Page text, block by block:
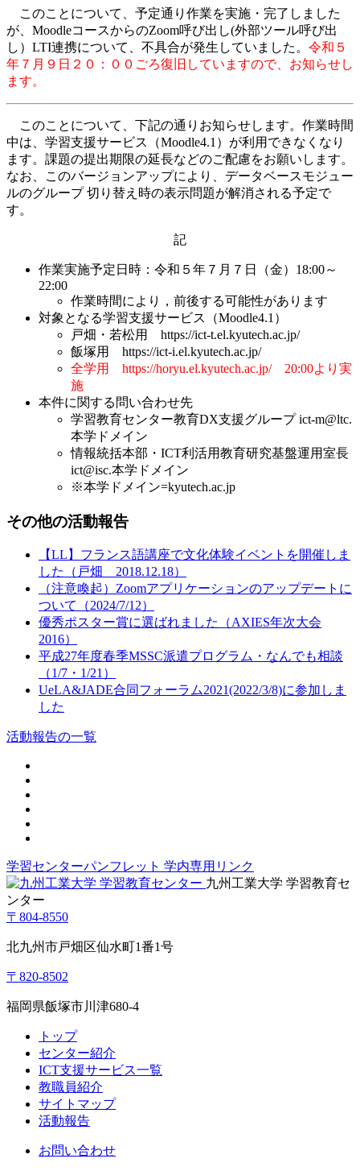
このことについて、予定通り作業を実施・完了しました
が、MoodleコースからのZoom呼び出し(外部ツール呼び出
し）LTI連携について、不具合が発生していました。 令和５
年７月９日２０：００ごろ復旧していますので、お知らせし
ます。
このことについて、下記の通りお知らせします。作業時間
中は、学習支援サービス（Moodle4.1）が利用できなくなり
ます。課題の提出期限の延長などのご配慮をお願いします。
なお、このバージョンアップにより、データベースモジュー
ルのグループ 切り替え時の表示問題が解消される予定で
す。
記
作業実施予定日時：令和５年７月７日（金）18:00～
22:00
作業時間により，前後する可能性があります
対象となる学習支援サービス（Moodle4.1）
戸畑・若松用 https://ict-t.el.kyutech.ac.jp/
飯塚用 https://ict-i.el.kyutech.ac.jp/
全学用 https://horyu.el.kyutech.ac.jp/ 20:00より実
施
本件に関する問い合わせ先
学習教育センター教育DX支援グループ ict-m@ltc.
本学ドメイン
情報統括本部・ICT利活用教育研究基盤運用室長
ict@isc.本学ドメイン
※本学ドメイン=kyutech.ac.jp
その他の活動報告
【LL】フランス語講座で文化体験イベントを開催しま
した（戸畑 2018.12.18）
（注意喚起）Zoomアプリケーションのアップデートに
ついて（2024/7/12）
優秀ポスター賞に選ばれました（AXIES年次大会
2016）
平成27年度春季MSSC派遣プログラム・なんでも相談
（1/7・1/21）
UeLA&JADE合同フォーラム2021(2022/3/8)に参加しま
した
活動報告の一覧
学習センターパンフレット 学内専用リンク
九州工業大学 学習教育セ
ンター
〒804-8550
北九州市戸畑区仙水町1番1号
〒820-8502
福岡県飯塚市川津680-4
トップ
センター紹介
ICT支援サービス一覧
教職員紹介
サイトマップ
活動報告
お問い合わせ